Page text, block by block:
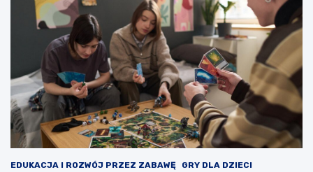
EDUKACJA I ROZWÓJ PRZEZ ZABAWĘ
GRY DLA DZIECI